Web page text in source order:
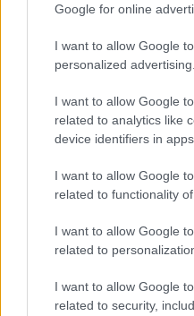
Google for online
I want to allow Google
personalized advertising.
I want to allow Google
related to analytics like
device identifiers in apps.
I want to allow Google
related to functionality
I want to allow Google
related to
I want to allow Google
related to security,
Find out more:
https://t.co/
pic.twitter.com/
— Zurich Film
(@zurichfilmfest)
2024
Το σενάριο της
Γκέρστεν (Kate
συμμετέχουν
(Dave Bautista),
Song), Κίρναν Σίπκα
Μπίλι Λουρντ (Billie